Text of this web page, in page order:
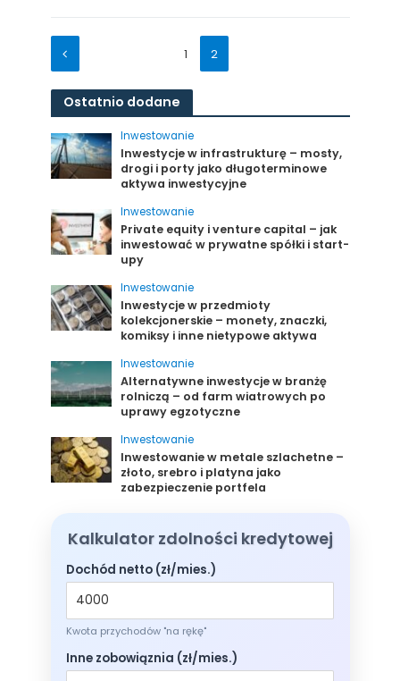
1 2
Ostatnio dodane
Inwestowanie
Inwestycje w infrastrukturę – mosty,
drogi i porty jako długoterminowe
aktywa inwestycyjne
Inwestowanie
Private equity i venture capital – jak
inwestować w prywatne spółki i start-
upy
Inwestowanie
Inwestycje w przedmioty
kolekcjonerskie – monety, znaczki,
komiksy i inne nietypowe aktywa
Inwestowanie
Alternatywne inwestycje w branżę
rolniczą – od farm wiatrowych po
uprawy egzotyczne
Inwestowanie
Inwestowanie w metale szlachetne –
złoto, srebro i platyna jako
zabezpieczenie portfela
Kalkulator zdolności kredytowej
Dochód netto (zł/mies.)
Kwota przychodów "na rękę"
Inne zobowiąznia (zł/mies.)